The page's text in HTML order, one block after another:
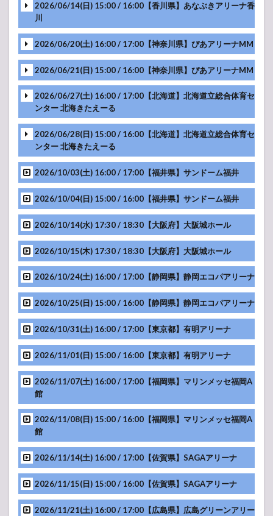
-アンコール-
MC
-アンコール-
MC
-アンコール-
MC
-アンコール-
MC
-アンコール-
MC
-アンコール-
MC
-アンコール-
MC
この投稿をInstagramで見る
-アンコール-
MC
MC
-アンコール-
MC
MC
MC
-アンコール-
MC
2026/06/14(日) 15:00 / 16:00【香川県】あなぶきアリーナ香
川
MC
-アンコール-
MC
2026/06/20(土) 16:00 / 17:00【神奈川県】ぴあアリーナMM
MC
2026/06/21(日) 15:00 / 16:00【神奈川県】ぴあアリーナMM
MC
-アンコール-
MC
2026/06/27(土) 16:00 / 17:00【北海道】北海道立総合体育セ
ンター 北海きたえーる
MC
-アンコール-
MC
2026/06/28(日) 15:00 / 16:00【北海道】北海道立総合体育セ
ンター 北海きたえーる
MC
-アンコール-
2026/10/03(土) 16:00 / 17:00【福井県】サンドーム福井
2026/10/04(日) 15:00 / 16:00【福井県】サンドーム福井
2026/10/14(水) 17:30 / 18:30【大阪府】大阪城ホール
2026/10/15(木) 17:30 / 18:30【大阪府】大阪城ホール
2026/10/24(土) 16:00 / 17:00【静岡県】静岡エコパアリーナ
2026/10/25(日) 15:00 / 16:00【静岡県】静岡エコパアリーナ
2026/10/31(土) 16:00 / 17:00【東京都】有明アリーナ
2026/11/01(日) 15:00 / 16:00【東京都】有明アリーナ
2026/11/07(土) 16:00 / 17:00【福岡県】マリンメッセ福岡A
館
2026/11/08(日) 15:00 / 16:00【福岡県】マリンメッセ福岡A
館
2026/11/14(土) 16:00 / 17:00【佐賀県】SAGAアリーナ
2026/11/15(日) 15:00 / 16:00【佐賀県】SAGAアリーナ
2026/11/21(土) 16:00 / 17:00【広島県】広島グリーンアリー